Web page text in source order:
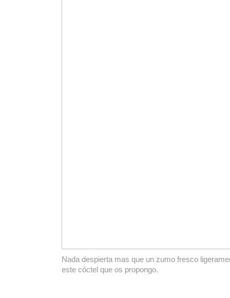
Nada despierta mas que un zumo fresco
este cóctel que os propongo.